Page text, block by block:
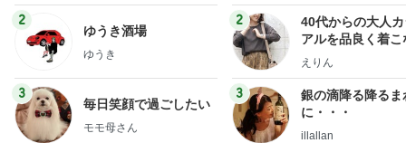
2
ゆうき酒場
ゆうき
3
毎日笑顔で過ごしたい
モモ母さん
2
40代からの大人
アルを品良く着こ
ファッションブロ
えりん
3
銀の滴降る降るま
に・・・
illallan